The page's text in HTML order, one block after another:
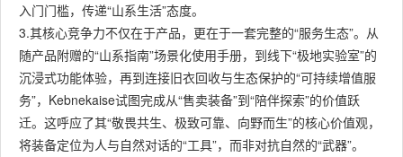
入门门槛，传递“山系生活”态度。
3.其核心竞争力不仅在于产品，更在于一套完整的“服务生态”。从
随产品附赠的“山系指南”场景化使用手册，到线下“极地实验室”的
沉浸式功能体验，再到连接旧衣回收与生态保护的“可持续增值服
务”，Kebnekaise试图完成从“售卖装备”到“陪伴探索”的价值跃
迁。这呼应了其“敬畏共生、极致可靠、向野而生”的核心价值观，
将装备定位为人与自然对话的“工具”，而非对抗自然的“武器”。